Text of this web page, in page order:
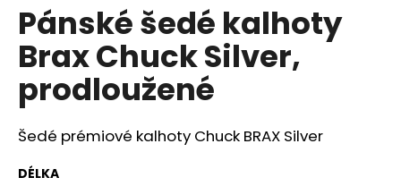
produktu
je
0,0
hvězdiček.
Pánské šedé kalhoty
Brax Chuck Silver,
prodloužené
Šedé prémiové kalhoty Chuck BRAX Silver
DÉLKA
o
p
o
r
u
u
e